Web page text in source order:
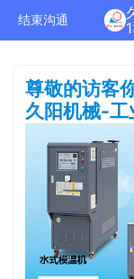
结束沟通
尊敬的访客
久阳机械-工